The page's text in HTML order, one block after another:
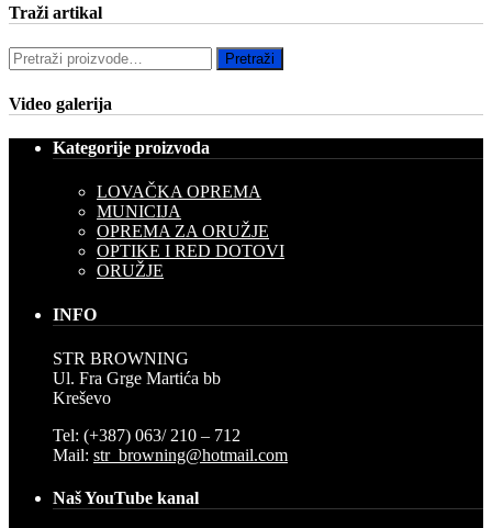
Traži artikal
Pretraži: Pretraži
Video galerija
Kategorije proizvoda
LOVAČKA OPREMA
MUNICIJA
OPREMA ZA ORUŽJE
OPTIKE I RED DOTOVI
ORUŽJE
INFO
STR BROWNING
Ul. Fra Grge Martića bb
Kreševo
Tel: (+387) 063/ 210 – 712
Mail: str_browning@hotmail.com
Naš YouTube kanal